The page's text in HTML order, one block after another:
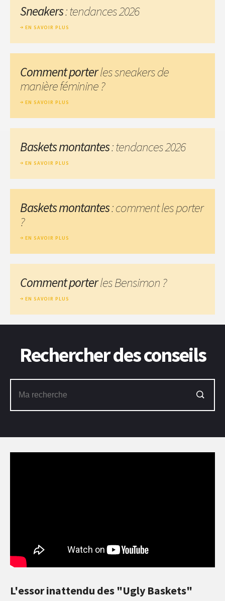
L'essor inattendu des "Ugly Baskets"
Sneakers: tendances 2026
EN SAVOIR PLUS
Comment porterles sneakers de
manière féminine ?
EN SAVOIR PLUS
Baskets montantes: tendances 2026
EN SAVOIR PLUS
Baskets montantes: comment les porter
?
EN SAVOIR PLUS
Comment porterles Bensimon ?
EN SAVOIR PLUS
Rechercher des conseils